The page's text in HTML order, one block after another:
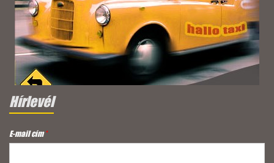
Hírlevél
E-mail cím*